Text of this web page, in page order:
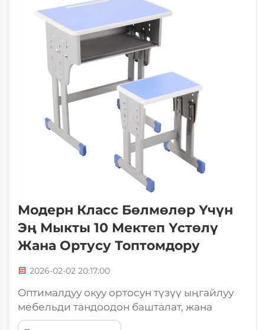
Модерн Класс Бөлмөлөр Үчүн
Эң Мыкты 10 Мектеп Үстөлү
Жана Ортусу Топтомдору
2026-02-02 20:17:00
Оптималдуу окуу ортосун түзүү ыңгайлуу
мебельди тандоодон башталат, жана
окуучулардын ыңгайлуулугуна жана